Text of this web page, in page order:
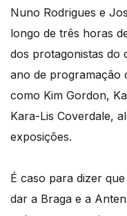
Nuno Rodrigues e
longo de três horas
dos protagonistas do
ano de programação
como Kim Gordon,
Kara-Lis Coverdale,
exposições.
É caso para dizer
dar a Braga e a